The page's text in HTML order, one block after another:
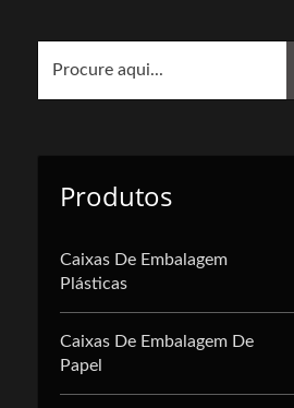
Produtos
Caixas De Embalagem
Plásticas
Caixas De Embalagem De
Papel